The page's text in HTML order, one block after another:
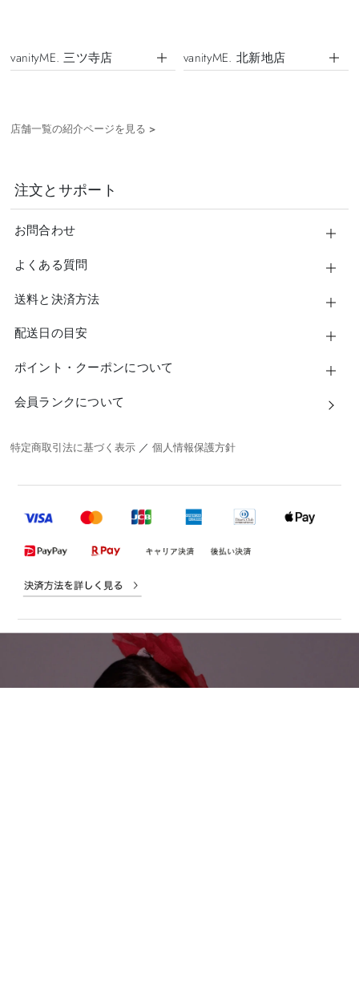
vanityME. 三ツ寺店 vanityME. 北新地店
店舗一覧の紹介ページを見る >
注文とサポート
お問合わせ
よくある質問
送料と決済方法
配送日の目安
ポイント・クーポンについて
会員ランクについて
特定商取引法に基づく表示 ／個人情報保護方針